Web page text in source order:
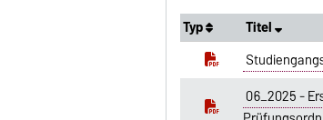
Typ
Titel
06_2025 -